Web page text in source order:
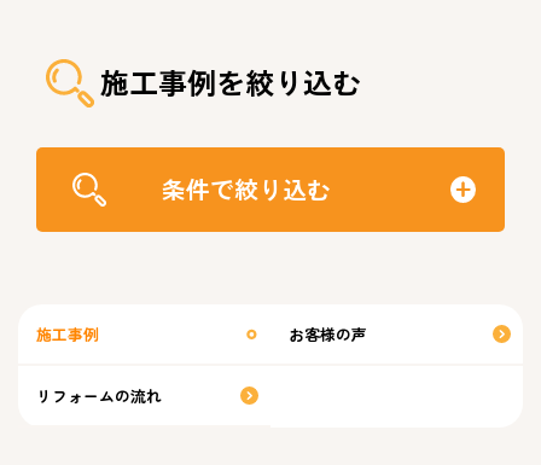
施工事例を絞り込む
条件で絞り込む
施工事例 お客様の声
リフォームの流れ